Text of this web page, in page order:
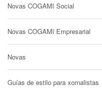
Novas COGAMI Social
Novas COGAMI Empresarial
Novas
Guías de estilo para xornalistas